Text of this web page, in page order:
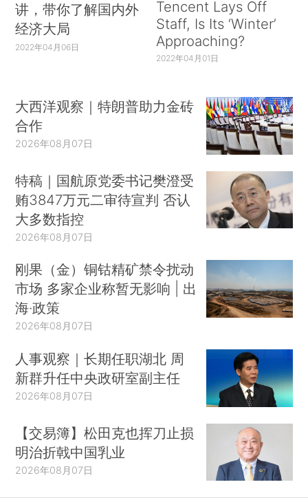
讲，带你了解国内外
经济大局
2022年04月06日
Tencent Lays Off
Staff, Is Its ‘Winter’
Approaching?
2022年04月01日
大西洋观察｜特朗普助力金砖
合作
2026年08月07日
特稿｜国航原党委书记樊澄受
贿3847万元二审待宣判 否认
大多数指控
2026年08月07日
刚果（金）铜钴精矿禁令扰动
市场 多家企业称暂无影响 | 出
海·政策
2026年08月07日
人事观察｜长期任职湖北 周
新群升任中央政研室副主任
2026年08月07日
【交易簿】松田克也挥刀止损
明治折戟中国乳业
2026年08月07日